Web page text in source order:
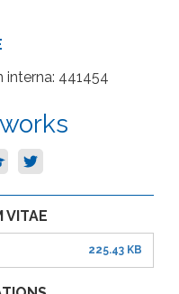
441454
VITAE
225.43 KB